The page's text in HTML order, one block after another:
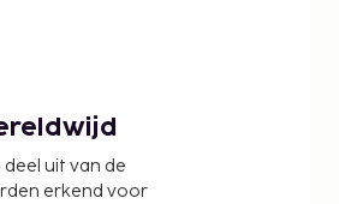
uit van de
erkend voor